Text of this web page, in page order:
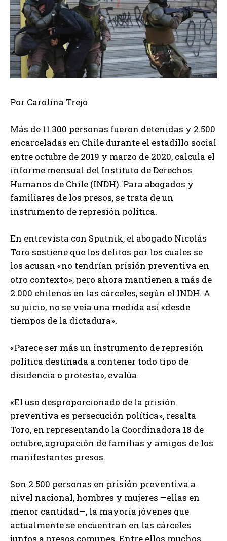
Por Carolina Trejo
Más de 11.300 personas fueron detenidas y 2.500
encarceladas en Chile durante el estadillo social
entre octubre de 2019 y marzo de 2020, calcula el
informe mensual del Instituto de Derechos
Humanos de Chile (INDH). Para abogados y
familiares de los presos, se trata de un
instrumento de represión política.
En entrevista con Sputnik, el abogado Nicolás
Toro sostiene que los delitos por los cuales se
los acusan «no tendrían prisión preventiva en
otro contexto», pero ahora mantienen a más de
2.000 chilenos en las cárceles, según el INDH. A
su juicio, no se veía una medida así «desde
tiempos de la dictadura».
«Parece ser más un instrumento de represión
política destinada a contener todo tipo de
disidencia o protesta», evalúa.
«El uso desproporcionado de la prisión
preventiva es persecución política», resalta
Toro, en representando la Coordinadora 18 de
octubre, agrupación de familias y amigos de los
manifestantes presos.
Son 2.500 personas en prisión preventiva a
nivel nacional, hombres y mujeres —ellas en
menor cantidad—, la mayoría jóvenes que
actualmente se encuentran en las cárceles